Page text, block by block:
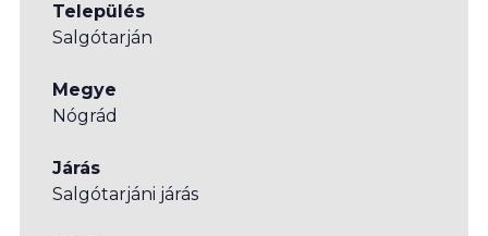
Település
Salgótarján
Megye
Nógrád
Járás
Salgótarjáni járás